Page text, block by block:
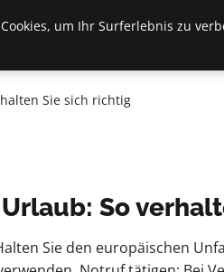
Sie sich richtig
So
Sie den europäischen
um Ihr Surferlebnis zu